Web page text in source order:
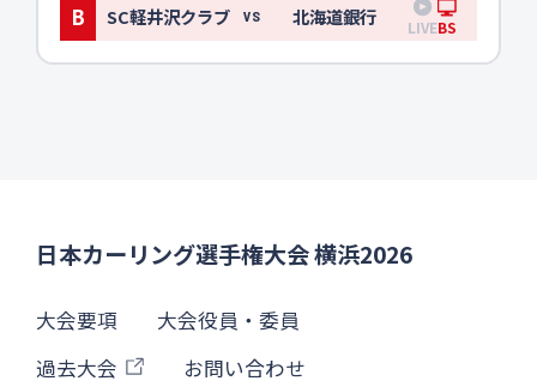
B
SC軽井沢クラブ VS 北海道銀行 LIVEBS
日本カーリング選手権大会 横浜2026
大会要項
大会役員・委員
過去大会
お問い合わせ